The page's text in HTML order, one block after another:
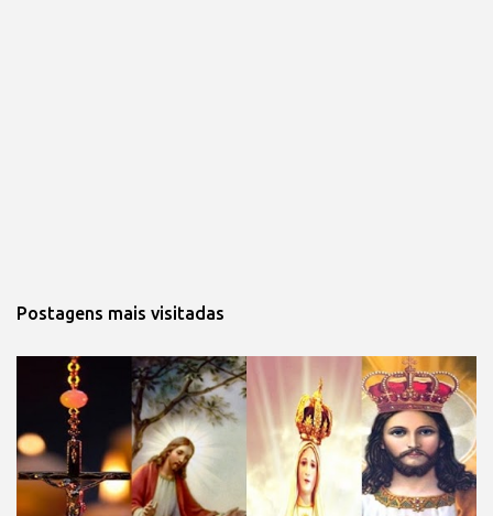
Postagens mais visitadas